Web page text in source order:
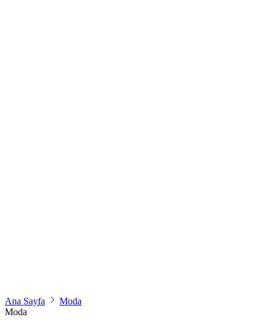
Ana Sayfa
Moda
Moda